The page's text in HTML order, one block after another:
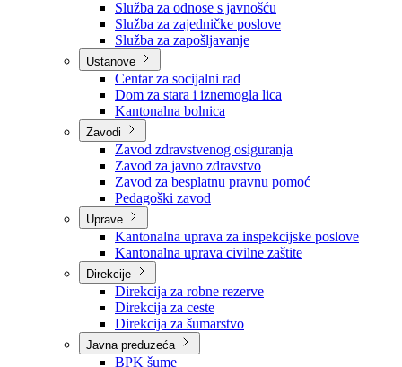
Službe
Služba za odnose s javnošću
Služba za zajedničke poslove
Služba za zapošljavanje
Ustanove
Centar za socijalni rad
Dom za stara i iznemogla lica
Kantonalna bolnica
Zavodi
Zavod zdravstvenog osiguranja
Zavod za javno zdravstvo
Zavod za besplatnu pravnu pomoć
Pedagoški zavod
Uprave
Kantonalna uprava za inspekcijske poslove
Kantonalna uprava civilne zaštite
Direkcije
Direkcija za robne rezerve
Direkcija za ceste